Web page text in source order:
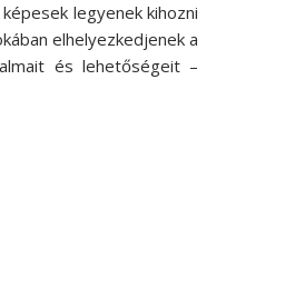
legyenek kihozni
elhelyezkedjenek a
és lehetőségeit –